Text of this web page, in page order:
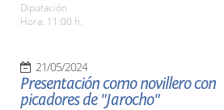
Diputación
Hora: 11:00 h.
21/05/2024
Presentación como novillero con
picadores de "Jarocho"